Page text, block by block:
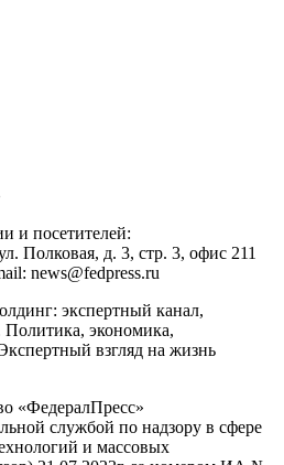
и посетителей:
Полковая, д. 3, стр. 3, офис 211
news@fedpress.ru
экспертный канал,
экономика,
взгляд на жизнь
«ФедералПресс»
службой по надзору в сфере
и массовых